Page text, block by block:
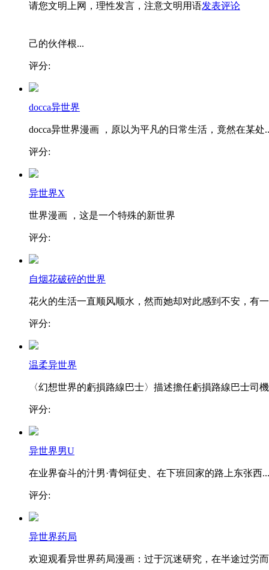
请您文明上网，理性发言，注意文明用语发表评论
己的伙伴根...
评分:
docca异世界
docca异世界漫画 ，原以为平凡的日常生活，竟然在某处
评分:
异世界X
世界漫画 ，这是一个特殊的新世界
评分:
自烟花破碎的世界
花火的生活一直顺风顺水，然而她却对此感到不安，有
评分:
温柔异世界
〈幻想世界的虧損路線巴士〉描述擔任虧損路線巴士司
评分:
异世界男U
在业界奋斗的汁男·青饲征史、在下班回家的路上东张西...
评分:
异世界药局
欢迎观看异世界药局漫画：过于沉迷研究，在半途过労